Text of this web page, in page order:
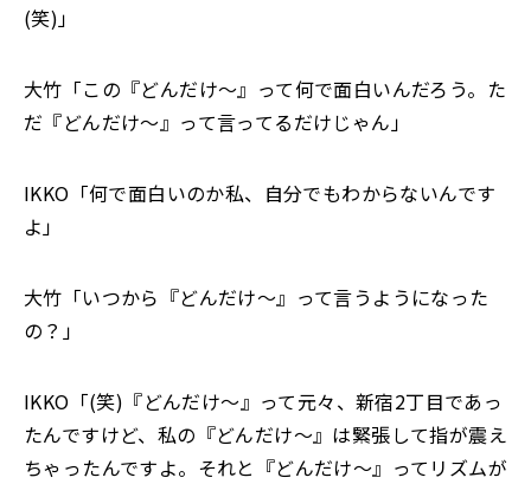
(笑)」
大竹「この『どんだけ～』って何で面白いんだろう。た
だ『どんだけ～』って言ってるだけじゃん」
IKKO「何で面白いのか私、自分でもわからないんです
よ」
大竹「いつから『どんだけ～』って言うようになった
の？」
IKKO「(笑)『どんだけ～』って元々、新宿2丁目であっ
たんですけど、私の『どんだけ～』は緊張して指が震え
ちゃったんですよ。それと『どんだけ～』ってリズムが